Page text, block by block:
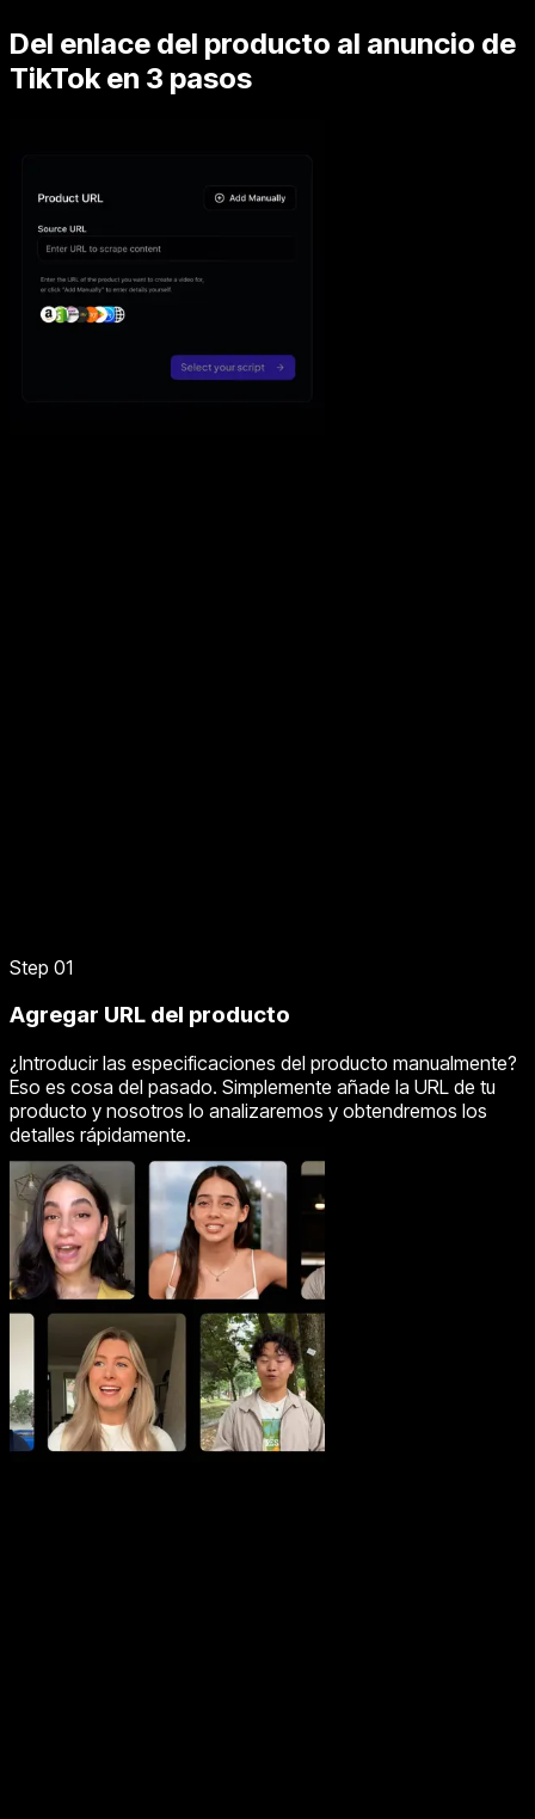
Del enlace del producto al anuncio de
TikTok en 3 pasos
Step 01
Agregar URL del producto
¿Introducir las especificaciones del producto manualmente?
Eso es cosa del pasado. Simplemente añade la URL de tu
producto y nosotros lo analizaremos y obtendremos los
detalles rápidamente.